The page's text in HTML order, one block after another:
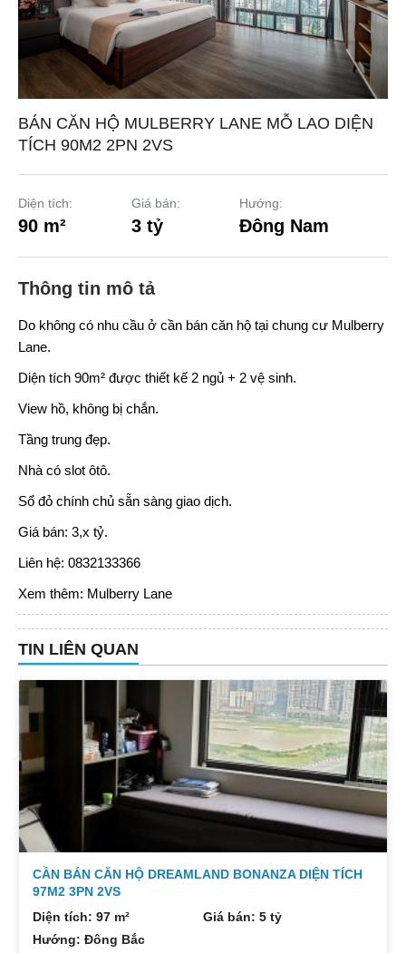
BÁN CĂN HỘ MULBERRY LANE MỖ LAO DIỆN
TÍCH 90M2 2PN 2VS
Diện tích:
90 m²
Giá bán:
3 tỷ
Hướng:
Đông Nam
Thông tin mô tả
Do không có nhu cầu ở cần bán căn hộ tại chung cư Mulberry
Lane.
Diện tích 90m² được thiết kế 2 ngủ + 2 vệ sinh.
View hồ, không bị chắn.
Tầng trung đẹp.
Nhà có slot ôtô.
Sổ đỏ chính chủ sẵn sàng giao dịch.
Giá bán: 3,x tỷ.
Liên hệ: 0832133366
Xem thêm: Mulberry Lane
TIN LIÊN QUAN
CẦN BÁN CĂN HỘ DREAMLAND BONANZA DIỆN TÍCH
97M2 3PN 2VS
Diện tích: 97 m²
Giá bán: 5 tỷ
Hướng: Đông Bắc